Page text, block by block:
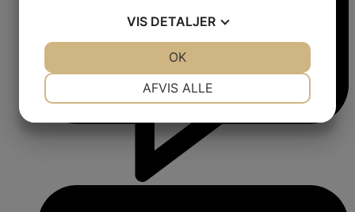
VIS DETALJER
AFVIS ALLE
OK